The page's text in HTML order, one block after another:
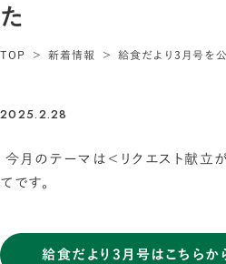
た
TOP 新着情報 給食だより3月号を
2025.2.28
今月のテーマは＜リクエスト献立
てです。
給食だより3月号はこちらか